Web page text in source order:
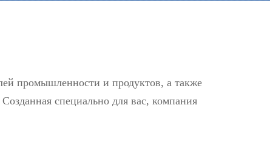
промышленности и продуктов, а также
специально для вас, компания